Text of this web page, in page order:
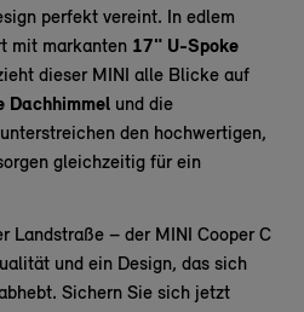
perfekt vereint. In edlem
mit markanten 17" U-Spoke
dieser MINI alle Blicke auf
Dachhimmel und die
unterstreichen den hochwertigen,
gleichzeitig für ein
Landstraße – der MINI Cooper C
und ein Design, das sich
Sichern Sie sich jetzt